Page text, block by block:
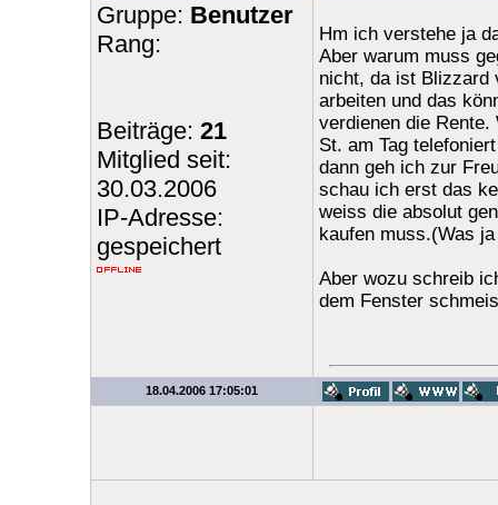
Gruppe: Benutzer
Rang:
Beiträge: 21
Mitglied seit:
30.03.2006
IP-Adresse:
gespeichert
Hm ich verstehe ja
Aber warum muss
nicht, da ist Blizzard
arbeiten und das
verdienen die Rente.
St. am Tag
dann geh ich zur
schau ich erst das
weiss die absolut
kaufen muss.(Was
Aber wozu schreib
dem Fenster
18.04.2006 17:05:01